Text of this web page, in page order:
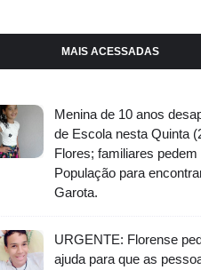
MAIS ACESSADAS
Menina de 10 anos
de Escola nesta Quinta
Flores; familiares pedem
População para
Garota.
URGENTE: Florense
ajuda para que as